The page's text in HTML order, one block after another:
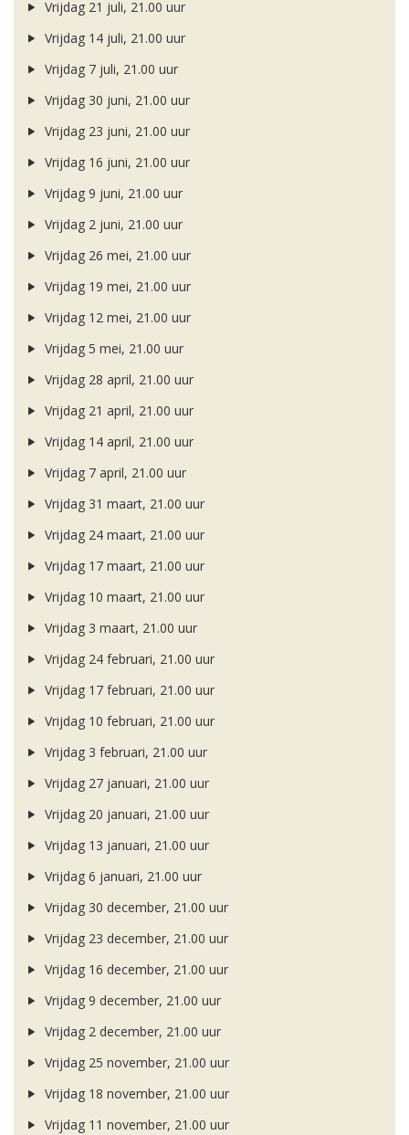
Vrijdag 21 juli, 21.00 uur
Vrijdag 14 juli, 21.00 uur
Vrijdag 7 juli, 21.00 uur
Vrijdag 30 juni, 21.00 uur
Vrijdag 23 juni, 21.00 uur
Vrijdag 16 juni, 21.00 uur
Vrijdag 9 juni, 21.00 uur
Vrijdag 2 juni, 21.00 uur
Vrijdag 26 mei, 21.00 uur
Vrijdag 19 mei, 21.00 uur
Vrijdag 12 mei, 21.00 uur
Vrijdag 5 mei, 21.00 uur
Vrijdag 28 april, 21.00 uur
Vrijdag 21 april, 21.00 uur
Vrijdag 14 april, 21.00 uur
Vrijdag 7 april, 21.00 uur
Vrijdag 31 maart, 21.00 uur
Vrijdag 24 maart, 21.00 uur
Vrijdag 17 maart, 21.00 uur
Vrijdag 10 maart, 21.00 uur
Vrijdag 3 maart, 21.00 uur
Vrijdag 24 februari, 21.00 uur
Vrijdag 17 februari, 21.00 uur
Vrijdag 10 februari, 21.00 uur
Vrijdag 3 februari, 21.00 uur
Vrijdag 27 januari, 21.00 uur
Vrijdag 20 januari, 21.00 uur
Vrijdag 13 januari, 21.00 uur
Vrijdag 6 januari, 21.00 uur
Vrijdag 30 december, 21.00 uur
Vrijdag 23 december, 21.00 uur
Vrijdag 16 december, 21.00 uur
Vrijdag 9 december, 21.00 uur
Vrijdag 2 december, 21.00 uur
Vrijdag 25 november, 21.00 uur
Vrijdag 18 november, 21.00 uur
Vrijdag 11 november, 21.00 uur